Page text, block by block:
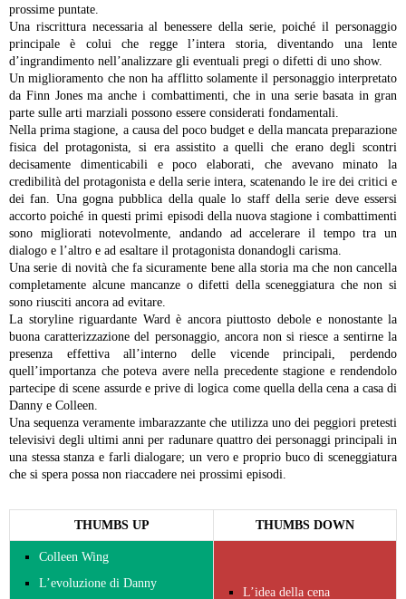
prossime puntate.
Una riscrittura necessaria al benessere della serie, poiché il personaggio
principale è colui che regge l’intera storia, diventando una lente
d’ingrandimento nell’analizzare gli eventuali pregi o difetti di uno show.
Un miglioramento che non ha afflitto solamente il personaggio interpretato
da Finn Jones ma anche i combattimenti, che in una serie basata in gran
parte sulle arti marziali possono essere considerati fondamentali.
Nella prima stagione, a causa del poco budget e della mancata preparazione
fisica del protagonista, si era assistito a quelli che erano degli scontri
decisamente dimenticabili e poco elaborati, che avevano minato la
credibilità del protagonista e della serie intera, scatenando le ire dei critici e
dei fan. Una gogna pubblica della quale lo staff della serie deve essersi
accorto poiché in questi primi episodi della nuova stagione i combattimenti
sono migliorati notevolmente, andando ad accelerare il tempo tra un
dialogo e l’altro e ad esaltare il protagonista donandogli carisma.
Una serie di novità che fa sicuramente bene alla storia ma che non cancella
completamente alcune mancanze o difetti della sceneggiatura che non si
sono riusciti ancora ad evitare.
La storyline riguardante Ward è ancora piuttosto debole e nonostante la
buona caratterizzazione del personaggio, ancora non si riesce a sentirne la
presenza effettiva all’interno delle vicende principali, perdendo
quell’importanza che poteva avere nella precedente stagione e rendendolo
partecipe di scene assurde e prive di logica come quella della cena a casa di
Danny e Colleen.
Una sequenza veramente imbarazzante che utilizza uno dei peggiori pretesti
televisivi degli ultimi anni per radunare quattro dei personaggi principali in
una stessa stanza e farli dialogare; un vero e proprio buco di sceneggiatura
che si spera possa non riaccadere nei prossimi episodi.
THUMBS UP THUMBS DOWN
Colleen Wing
L’evoluzione di Danny
L’idea della cena